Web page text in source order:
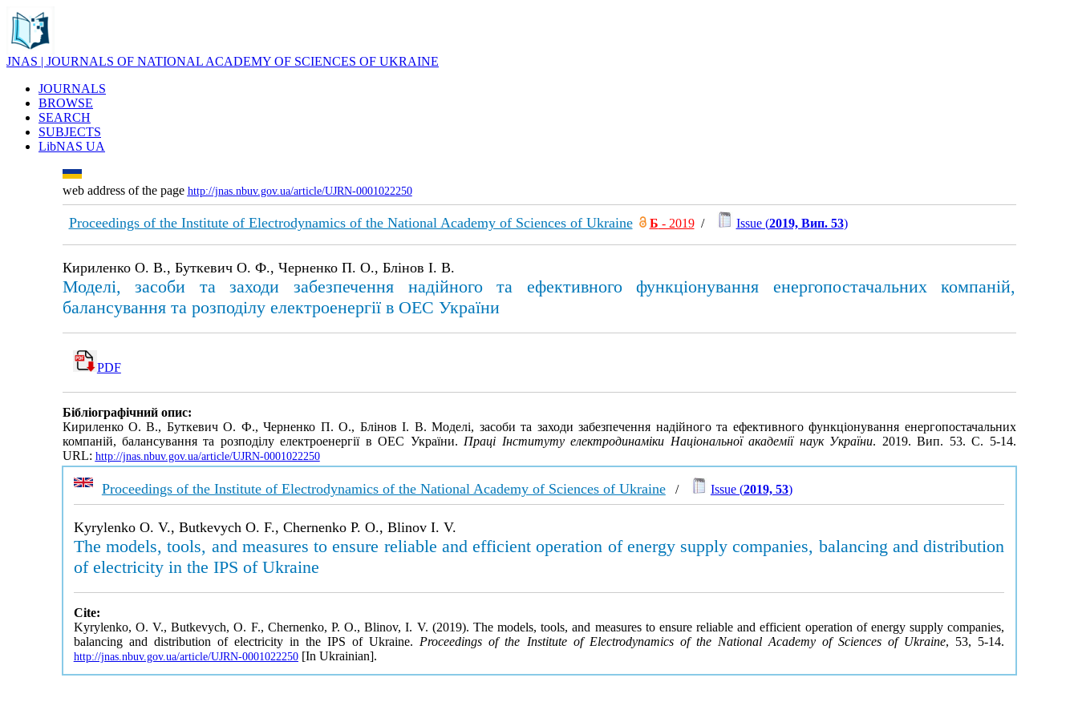
JNAS | JOURNALS OF NATIONAL ACADEMY OF SCIENCES OF UKRAINE
JOURNALS
BROWSE
SEARCH
SUBJECTS
LibNAS UA
web address of the page http://jnas.nbuv.gov.ua/article/UJRN-0001022250
Proceedings of the Institute of Electrodynamics of the National Academy of Sciences of Ukraine Б - 2019/ Issue (2019, Вип. 53)
Кириленко О. В., Буткевич О. Ф., Черненко П. О., Блінов І. В.
Моделі, засоби та заходи забезпечення надійного та ефективного функціонування енергопостачальних компаній,
балансування та розподілу електроенергії в ОЕС України
PDF
Бібліографічний опис:
Кириленко О. В., Буткевич О. Ф., Черненко П. О., Блінов І. В. Моделі, засоби та заходи забезпечення надійного та ефективного функціонування енергопостачальних
компаній, балансування та розподілу електроенергії в ОЕС України.Праці Інституту електродинаміки Національної академії наук України. 2019. Вип. 53. С. 5-14.
URL: http://jnas.nbuv.gov.ua/article/UJRN-0001022250
Proceedings of the Institute of Electrodynamics of the National Academy of Sciences of Ukraine/ Issue (2019, 53)
Kyrylenko O. V., Butkevych O. F., Chernenko P. O., Blinov I. V.
The models, tools, and measures to ensure reliable and efficient operation of energy supply companies, balancing and distribution
of electricity in the IPS of Ukraine
Cite:
Kyrylenko, O. V., Butkevych, O. F., Chernenko, P. O., Blinov, I. V. (2019). The models, tools, and measures to ensure reliable and efficient operation of energy supply companies,
balancing and distribution of electricity in the IPS of Ukraine. Proceedings of the Institute of Electrodynamics of the National Academy of Sciences of Ukraine, 53, 5-14.
http://jnas.nbuv.gov.ua/article/UJRN-0001022250[In Ukrainian].